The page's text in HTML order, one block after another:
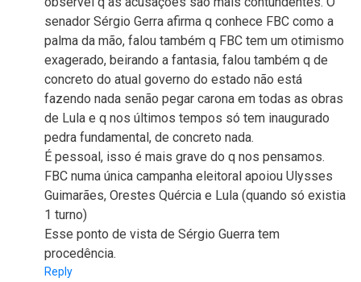
senador Sérgio Gerra afirma q conhece FBC como a
palma da mão, falou também q FBC tem um otimismo
exagerado, beirando a fantasia, falou também q de
concreto do atual governo do estado não está
fazendo nada senão pegar carona em todas as obras
de Lula e q nos últimos tempos só tem inaugurado
pedra fundamental, de concreto nada.
É pessoal, isso é mais grave do q nos pensamos.
FBC numa única campanha eleitoral apoiou Ulysses
Guimarães, Orestes Quércia e Lula (quando só existia
1 turno)
Esse ponto de vista de Sérgio Guerra tem
procedência.
Reply